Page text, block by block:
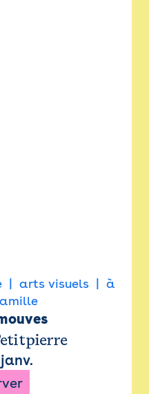
arts visuels
à
janv.